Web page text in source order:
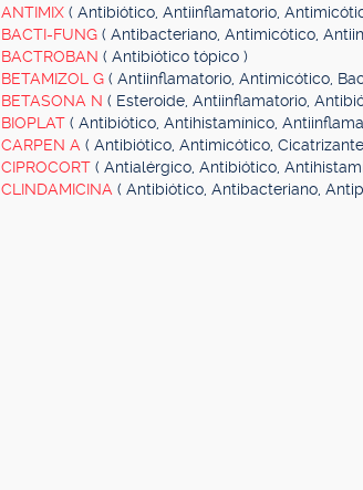
ANTIMIX ( Antibiótico, Antiinflamatorio,
BACTI-FUNG ( Antibacteriano, Antimicótico,
BACTROBAN ( Antibiótico tópico )
BETAMIZOL G ( Antiinflamatorio, Antimicótico,
BETASONA N ( Esteroide, Antiinflamatorio,
BIOPLAT ( Antibiótico, Antihistamínico,
CARPEN A ( Antibiótico, Antimicótico,
CIPROCORT ( Antialérgico, Antibiótico,
CLINDAMICINA ( Antibiótico, Antibacteriano,